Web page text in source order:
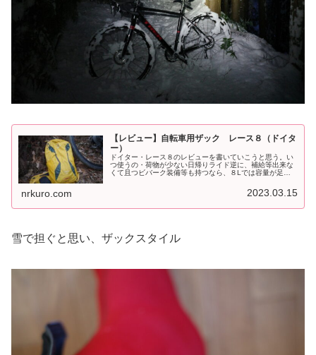
【レビュー】自転車用ザック レース８（ドイタ
ー）
ドイター・レース８のレビューを書いていこうと思う。い
つ使うの・荷物が少ない日帰りライド逆に、補給等出来な
くて且つビバーク装備等も持つなら、８Lでは容量が足ら
nrkuro.com 2023.03.15
雪で担ぐと思い、ザックスタイル